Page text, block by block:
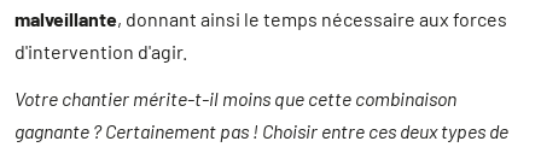
malveillante, donnant ainsi le temps nécessaire aux forces
d'intervention d'agir.
Votre chantier mérite-t-il moins que cette combinaison
gagnante ? Certainement pas ! Choisir entre ces deux types de